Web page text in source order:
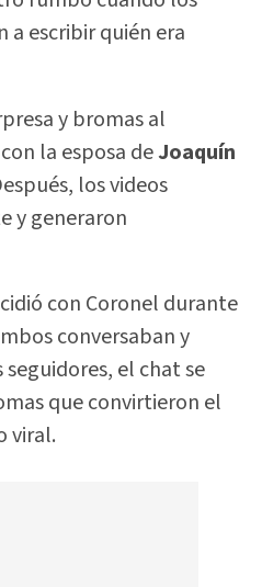
a escribir quién era
y bromas al
la esposa deJoaquín
los videos
y generaron
con Coronel durante
conversaban y
el chat se
que convirtieron el
viral.